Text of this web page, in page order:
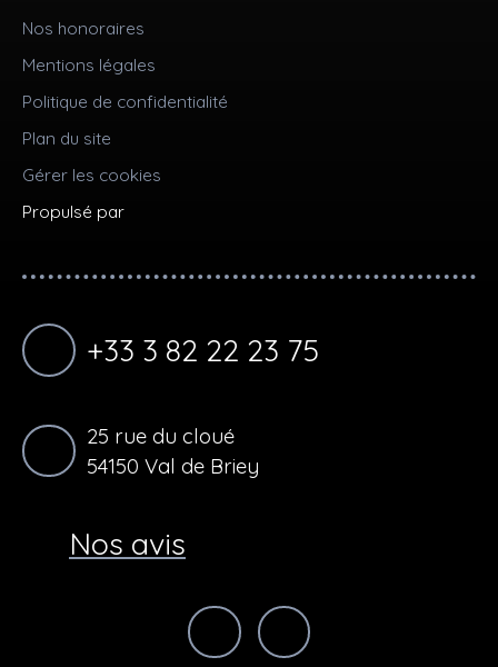
Nos honoraires
Mentions légales
Politique de confidentialité
Plan du site
Gérer les cookies
Propulsé par
+33 3 82 22 23 75
25 rue du cloué
54150 Val de Briey
Nos avis